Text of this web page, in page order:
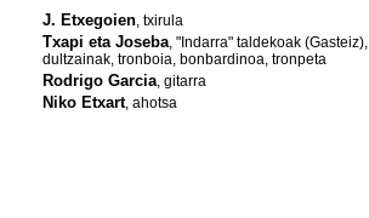
J. Etxegoien, txirula
Txapi eta Joseba, "Indarra" taldekoak (Gasteiz),
dultzainak, tronboia, bonbardinoa, tronpeta
Rodrigo Garcia, gitarra
Niko Etxart, ahotsa